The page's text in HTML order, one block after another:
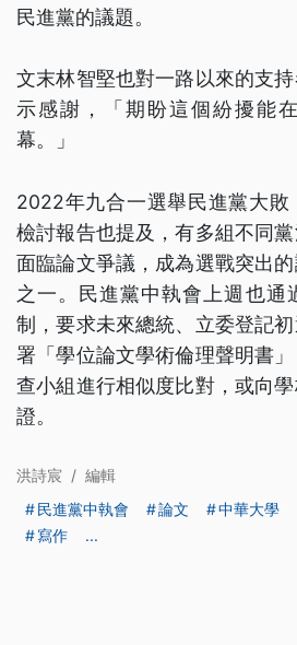
民進黨的議題。
文末林智堅也對一路以來的支
示感謝，「期盼這個紛擾能
幕。」
2022年九合一選舉民進黨大敗
檢討報告也提及，有多組不同
面臨論文爭議，成為選戰突出
之一。民進黨中執會上週也通
制，要求未來總統、立委登記
署「學位論文學術倫理聲明書
查小組進行相似度比對，或向
證。
洪詩宸 / 編輯
民進黨中執會
論文
中華大學
寫作
...